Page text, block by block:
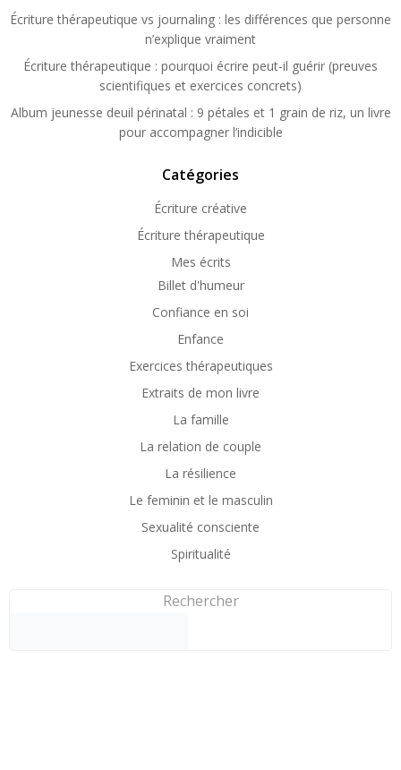
Écriture thérapeutique vs journaling : les différences que personne
n’explique vraiment
Écriture thérapeutique : pourquoi écrire peut-il guérir (preuves
scientifiques et exercices concrets)
Album jeunesse deuil périnatal : 9 pétales et 1 grain de riz, un livre
pour accompagner l’indicible
Catégories
Écriture créative
Écriture thérapeutique
Mes écrits
Billet d'humeur
Confiance en soi
Enfance
Exercices thérapeutiques
Extraits de mon livre
La famille
La relation de couple
La résilience
Le feminin et le masculin
Sexualité consciente
Spiritualité
Rechercher